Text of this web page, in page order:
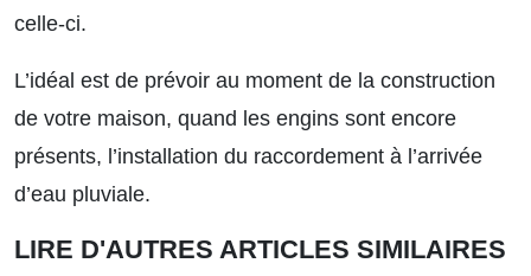
celle-ci.
L’idéal est de prévoir au moment de la construction
de votre maison, quand les engins sont encore
présents, l’installation du raccordement à l’arrivée
d’eau pluviale.
LIRE D'AUTRES ARTICLES SIMILAIRES